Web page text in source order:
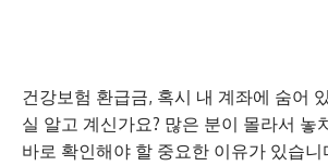
건강보험 환급금, 혹시 내 계좌에 숨어
실 알고 계신가요? 많은 분이 몰라서 놓
바로 확인해야 할 중요한 이유가 있습